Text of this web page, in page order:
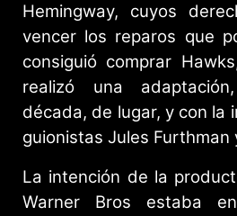
Hemingway, cuyos
vencer los reparos que
consiguió comprar
realizó una
década, de lugar, y con la
guionistas Jules Furthman
La intención de la
Warner Bros estaba